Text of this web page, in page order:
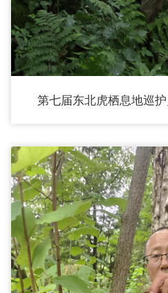
第七届东北虎栖息地巡